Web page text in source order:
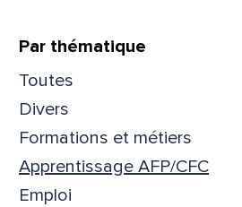
Par thématique
Toutes
Divers
Formations et métiers
Apprentissage AFP/CFC
Emploi